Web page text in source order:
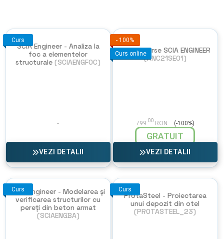
Curs
SCIA Engineer - Analiza la
foc a elementelor
structurale (SCIAENGFOC)
VEZI DETALII
- 100%
Curs online
Open course SCIA ENGINEER
(ANC21SE01)
799 00 RON (-100%)
GRATUIT
VEZI DETALII
Curs
SCIA Engineer - Modelarea și
verificarea structurilor cu
pereți din beton armat
(SCIAENGBA)
Curs
ProtaSteel - Proiectarea
unui depozit din otel
(PROTASTEEL_23)